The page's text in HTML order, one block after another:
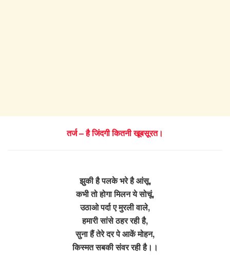
तर्ज – है जिंदगी कितनी खूबसूरत।
झुकी है पलके भरे है आंसू,
कभी तो होगा मिलन ये सोचूं,
उठाओ पर्दा ए मुरली वाले,
हमारी सांसे ठहर रही है,
सुना हैं तेरे दर पे आकें मोहन,
किस्मत सबकी संवर रही है।।